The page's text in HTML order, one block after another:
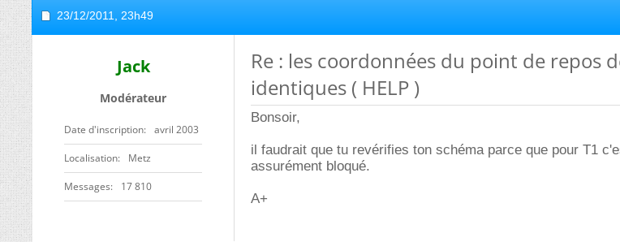
23/12/2011, 23h49
Jack
Modérateur
Date d'inscription avril 2003
Localisation Metz
Messages 17 810
Re : les coordonnées du point de repos
identiques ( HELP )
Bonsoir,
il faudrait que tu revérifies ton schéma parce que pour T1
assurément bloqué.
A+